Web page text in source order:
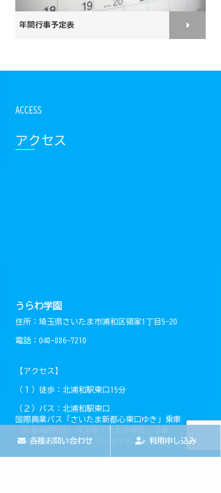
年間行事予定表
アクセス
うらわ学園
住所：埼玉県さいたま市浦和区領家1丁目5−20
電話：048-886-7210
【アクセス】
（１）徒歩：北浦和駅東口15分
（２）バス：北浦和駅東口
国際興業バス「さいたま新都心東口ゆき」乗車
（所要時間5分）バス停「本太中学校」下車
※10:00〜16:00はバスターミナルより乗車
各種お問い合わせ 利用申し込み